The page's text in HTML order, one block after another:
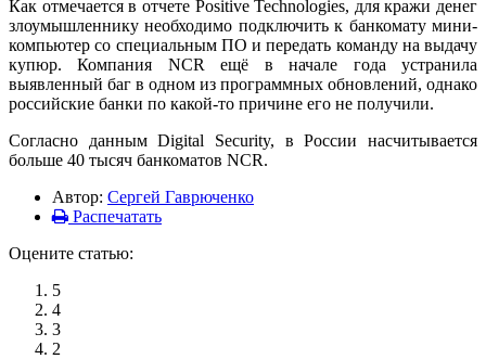
Как отмечается в отчете Positive Technologies, для кражи денег
злоумышленнику необходимо подключить к банкомату мини-
компьютер со специальным ПО и передать команду на выдачу
купюр. Компания NCR ещё в начале года устранила
выявленный баг в одном из программных обновлений, однако
российские банки по какой-то причине его не получили.
Согласно данным Digital Security, в России насчитывается
больше 40 тысяч банкоматов NCR.
Автор: Сергей Гаврюченко
Распечатать
Оцените статью:
5
4
3
2